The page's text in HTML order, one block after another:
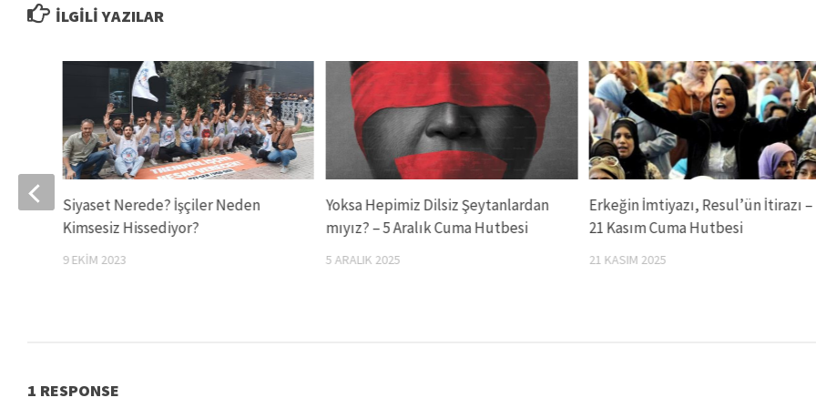
İLGILI YAZILAR
Yoksa Hepimiz Dilsiz Şeytanlardan
mıyız? – 5 Aralık Cuma Hutbesi
5 ARALIK 2025
Erkeğin İmtiyazı, Resul’ün İtirazı –
21 Kasım Cuma Hutbesi
21 KASIM 2025
Siyaset Nerede? İşçiler Neden
Kimsesiz Hissediyor?
9 EKIM 2023
1 RESPONSE